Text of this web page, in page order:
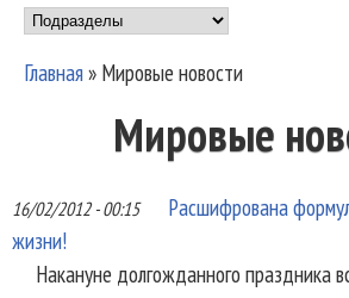
NEWSMUZ.COM
Подразделы
Вы здесь
Главная» Мировые новости
Мировые
16/02/2012 - 00:15
Расшифрована
жизни!
Накануне долгожданного праздника